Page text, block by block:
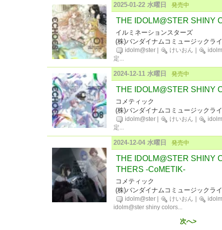
2025-01-22 水曜日 発売中
THE IDOLM@STER SHINY
イルミネーションスターズ
(株)バンダイナムコミュージックラ
idolm@ster けいおん
定...
2024-12-11 水曜日 発売中
THE IDOLM@STER SHINY
コメティック
(株)バンダイナムコミュージックラ
idolm@ster けいおん
定...
2024-12-04 水曜日 発売中
THE IDOLM@STER SHINY
THERS -CoMETIK-
コメティック
(株)バンダイナムコミュージックラ
idolm@ster けいおん
idolm@ster shiny colors...
次へ>